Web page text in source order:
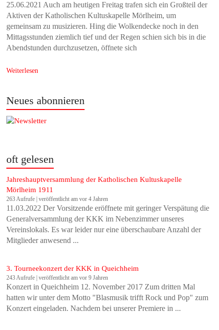
25.06.2021 Auch am heutigen Freitag trafen sich ein Großteil der
Aktiven der Katholischen Kultuskapelle Mörlheim, um
gemeinsam zu musizieren. Hing die Wolkendecke noch in den
Mittagsstunden ziemlich tief und der Regen schien sich bis in die
Abendstunden durchzusetzen, öffnete sich
Weiterlesen
Neues abonnieren
oft gelesen
Jahreshauptversammlung der Katholischen Kultuskapelle
Mörlheim 1911
263 Aufrufe |veröffentlicht am vor 4 Jahren
11.03.2022 Der Vorsitzende eröffnete mit geringer Verspätung die
Generalversammlung der KKK im Nebenzimmer unseres
Vereinslokals. Es war leider nur eine überschaubare Anzahl der
Mitglieder anwesend ...
3. Tourneekonzert der KKK in Queichheim
243 Aufrufe |veröffentlicht am vor 9 Jahren
Konzert in Queichheim 12. November 2017 Zum dritten Mal
hatten wir unter dem Motto "Blasmusik trifft Rock und Pop" zum
Konzert eingeladen. Nachdem bei unserer Premiere in ...